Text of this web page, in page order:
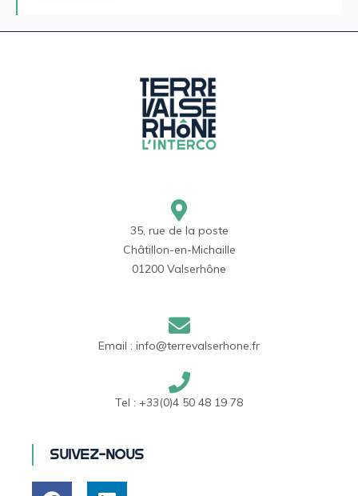
35, rue de la poste
Châtillon-en-Michaille
01200 Valserhône
Email : info@terrevalserhone.fr
Tel : +33(0)4 50 48 19 78
Suivez-nous